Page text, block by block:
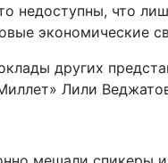
недоступны, что
экономические
других
Лили